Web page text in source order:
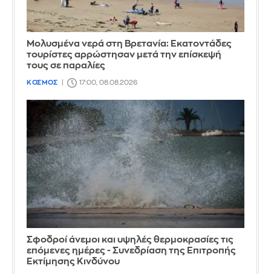
Μολυσμένα νερά στη Βρετανία: Εκατοντάδες
τουρίστες αρρώστησαν μετά την επίσκεψή
τους σε παραλίες
ΚΟΣΜΟΣ 17:00, 08.08.2026
Σφοδροί άνεμοι και υψηλές θερμοκρασίες τις
επόμενες ημέρες - Συνεδρίαση της Επιτροπής
Εκτίμησης Κινδύνου